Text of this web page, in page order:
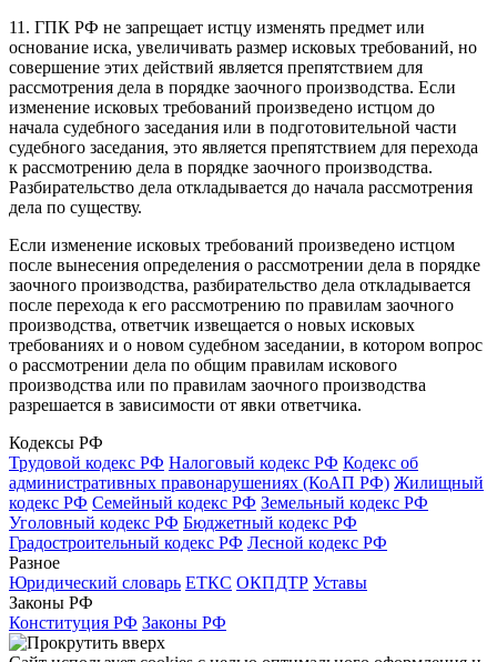
11. ГПК РФ не запрещает истцу изменять предмет или
основание иска, увеличивать размер исковых требований, но
совершение этих действий является препятствием для
рассмотрения дела в порядке заочного производства. Если
изменение исковых требований произведено истцом до
начала судебного заседания или в подготовительной части
судебного заседания, это является препятствием для перехода
к рассмотрению дела в порядке заочного производства.
Разбирательство дела откладывается до начала рассмотрения
дела по существу.
Если изменение исковых требований произведено истцом
после вынесения определения о рассмотрении дела в порядке
заочного производства, разбирательство дела откладывается
после перехода к его рассмотрению по правилам заочного
производства, ответчик извещается о новых исковых
требованиях и о новом судебном заседании, в котором вопрос
о рассмотрении дела по общим правилам искового
производства или по правилам заочного производства
разрешается в зависимости от явки ответчика.
Кодексы РФ
Трудовой кодекс РФ Налоговый кодекс РФ Кодекс об
административных правонарушениях (КоАП РФ) Жилищный
кодекс РФ Семейный кодекс РФ Земельный кодекс РФ
Уголовный кодекс РФ Бюджетный кодекс РФ
Градостроительный кодекс РФ Лесной кодекс РФ
Разное
Юридический словарь ЕТКС ОКПДТР Уставы
Законы РФ
Конституция РФ Законы РФ